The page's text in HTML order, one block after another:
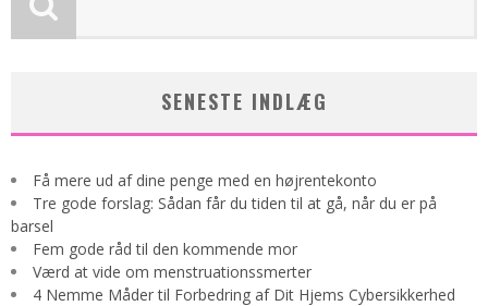
SENESTE INDLÆG
Få mere ud af dine penge med en højrentekonto
Tre gode forslag: Sådan får du tiden til at gå, når du er på
barsel
Fem gode råd til den kommende mor
Værd at vide om menstruationssmerter
4 Nemme Måder til Forbedring af Dit Hjems Cybersikkerhed